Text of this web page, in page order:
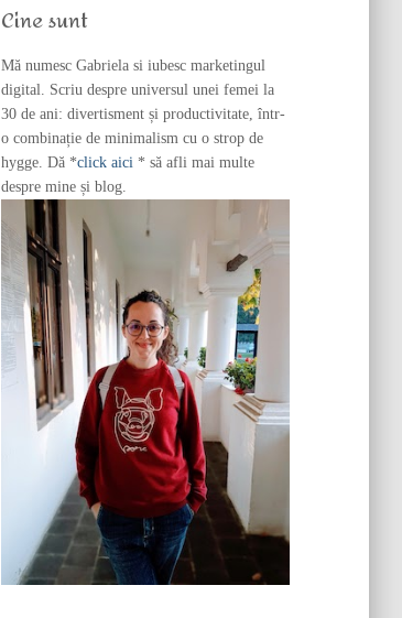
o
:
Cine sunt
Mă numesc Gabriela si iubesc marketingul
digital. Scriu despre universul unei femei la
30 de ani: divertisment și productivitate, într-
o combinație de minimalism cu o strop de
hygge. Dă *click aici * să afli mai multe
despre mine și blog.